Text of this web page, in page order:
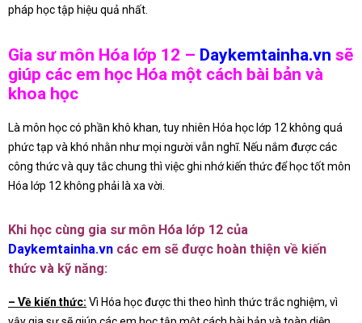
pháp học tập hiệu quả nhất.
Gia sư môn Hóa lớp 12 – Daykemtainha.vn sẽ
giúp các em học Hóa một cách bài bản và
khoa học
Là môn học có phần khô khan, tuy nhiên Hóa học lớp 12 không quá
phức tạp và khó nhằn như mọi người vẫn nghĩ. Nếu nắm được các
công thức và quy tắc chung thì việc ghi nhớ kiến thức để học tốt môn
Hóa lớp 12 không phải là xa vời.
Khi học cùng gia sư môn Hóa lớp 12 của
Daykemtainha.vn các em sẽ được hoàn thiện về kiến
thức và kỹ năng:
– Về kiến thức: Vì Hóa học được thi theo hình thức trắc nghiệm, vì